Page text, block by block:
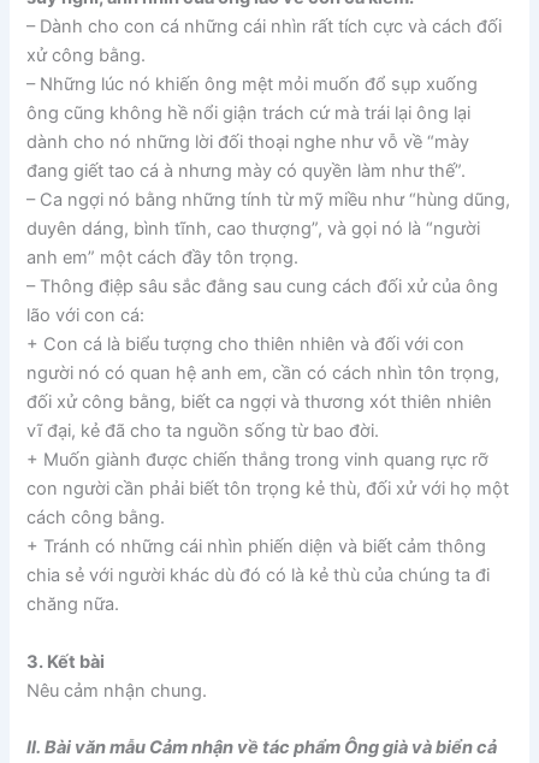
– Dành cho con cá những cái nhìn rất tích cực và cách đối
xử công bằng.
– Những lúc nó khiến ông mệt mỏi muốn đổ sụp xuống
ông cũng không hề nổi giận trách cứ mà trái lại ông lại
dành cho nó những lời đối thoại nghe như vỗ về “mày
đang giết tao cá à nhưng mày có quyền làm như thế”.
– Ca ngợi nó bằng những tính từ mỹ miều như “hùng dũng,
duyên dáng, bình tĩnh, cao thượng”, và gọi nó là “người
anh em” một cách đầy tôn trọng.
– Thông điệp sâu sắc đằng sau cung cách đối xử của ông
lão với con cá:
+ Con cá là biểu tượng cho thiên nhiên và đối với con
người nó có quan hệ anh em, cần có cách nhìn tôn trọng,
đối xử công bằng, biết ca ngợi và thương xót thiên nhiên
vĩ đại, kẻ đã cho ta nguồn sống từ bao đời.
+ Muốn giành được chiến thắng trong vinh quang rực rỡ
con người cần phải biết tôn trọng kẻ thù, đối xử với họ một
cách công bằng.
+ Tránh có những cái nhìn phiến diện và biết cảm thông
chia sẻ với người khác dù đó có là kẻ thù của chúng ta đi
chăng nữa.
3. Kết bài
Nêu cảm nhận chung.
II. Bài văn mẫu Cảm nhận về tác phẩm Ông già và biển cả